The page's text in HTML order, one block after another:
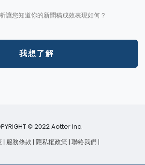
讓您知道你的新聞稿成效表現如何？
我想了解
© 2022 Aotter Inc.
| 服務條款 | 隱私權政策| 聯絡我們 |